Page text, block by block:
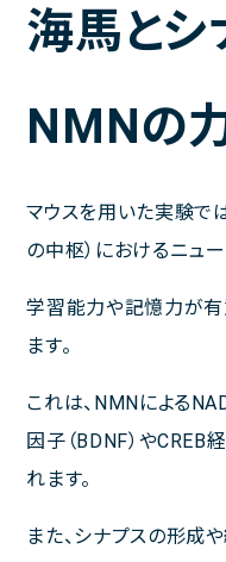
海馬とシ
NMNの
マウスを用いた実験で
の中枢）におけるニュ
学習能力や記憶力が有
ます。
これは、NMNによる
因子（BDNF）やCREB
れます。
また、シナプスの形成